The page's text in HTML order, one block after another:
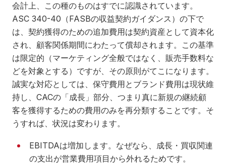
会計上、この種のものはすでに認識されています。
ASC 340-40（FASBの収益契約ガイダンス）の下で
は、契約獲得のための追加費用は契約資産として資本化
され、顧客関係期間にわたって償却されます。この基準
は限定的（マーケティング全般ではなく、販売手数料な
どを対象とする）ですが、その原則がてこになります。
誠実な対応としては、保守費用とブランド費用は現状維
持し、CACの「成長」部分、つまり真に新規の継続顧
客を獲得するための費用のみを再分類することです。そ
うすれば、状況は変わります。
EBITDAは増加します。なぜなら、成長・買収関連
の支出が営業費用項目から外れるためです。